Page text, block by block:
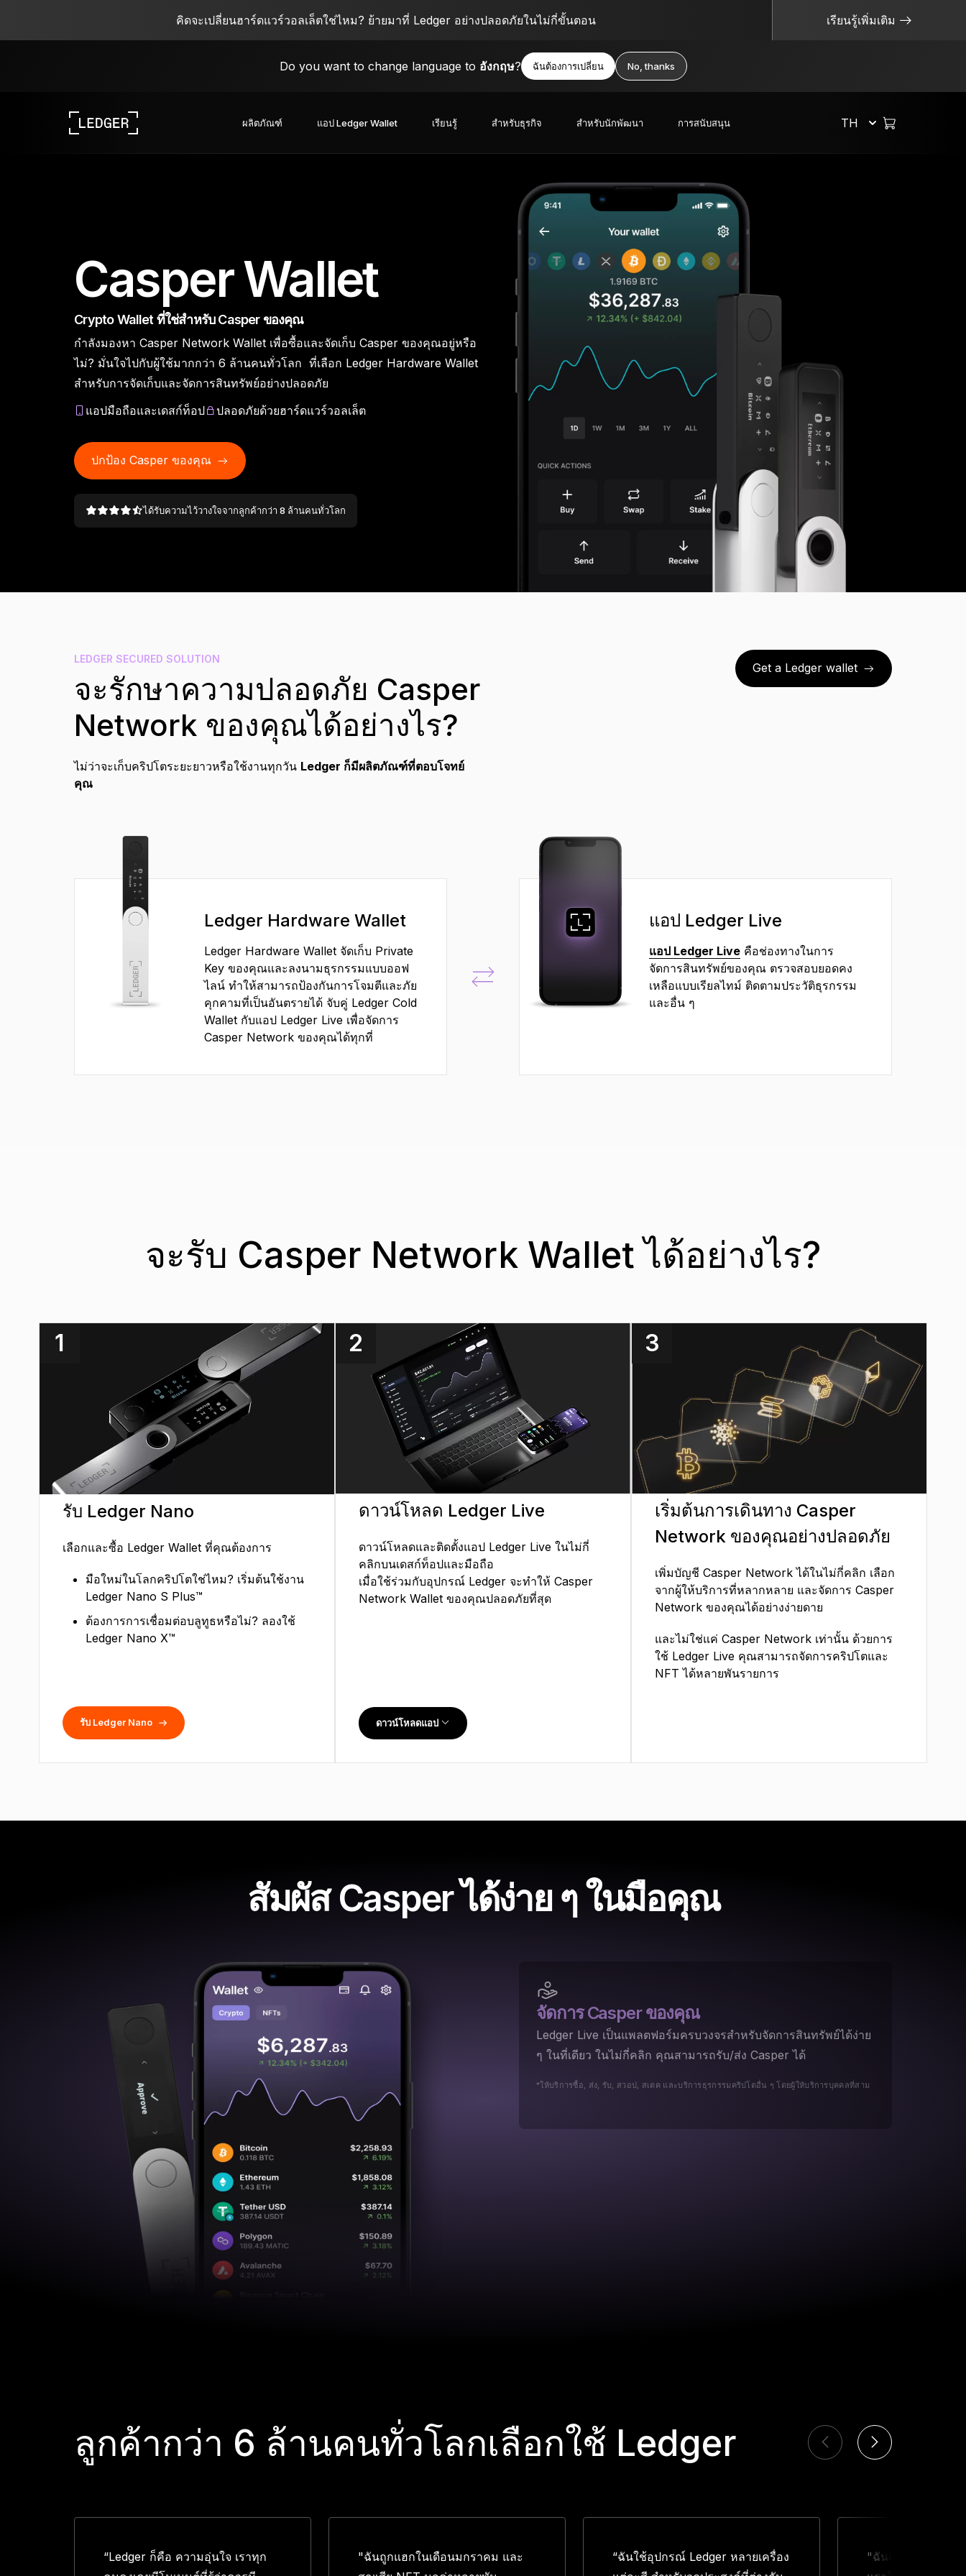
คิดจะเปลี่ยนฮาร์ดแวร์วอลเล็ตใช่ไหม? ย้ายมาที่ Ledger อย่างปลอดภัยในไม่กี่ขั้นตอน เรียนรู้เพิ่มเติม
Do you want to change language to อังกฤษ? ฉันต้องการเปลี่ยน No, thanks
ผลิตภัณฑ์
Ledger Nano Gen5 Ledger Nano
เลือกช็อป
Hardware Wallet
แพ็กเกจหรือเซ็ต
อุปกรณ์เสริม
Compare Ledger signers
แอป Ledger Wallet
แอป Ledger Wallet
แอปคริปโตวอลเล็ตและเกตเวย์
Web3
Ledger Agent Stack
เอเยนต์เสนอ คุณอนุมัติ
อุปกรณ์ลงนามจัดการธุรกรรม
ระบบสำรองวลีกู้คืน
ปลอดภัยยิ่งขึ้นด้วยการสำรอง
ข้อมูลหลากหลายรูปแบบ
ใช้จ่ายด้วยคริปโต หรือใช้คริป
จัดการคริปโตอย่างปลอดภัย
Bitcoin Wallet
Ethereum Wallet
Solana Wallet
All supported crypto
เรียนรู้
Ledger Academy
เรียนรู้เกี่ยวกับคริปโตและ
Web3 อย่างปลอดภัย
Ledger Quest
ทำภารกิจ Web3 และรับ NFT
บล็อก
ข่าวสารเกี่ยวกับ Web3 และ
แหล่งข้อมูลที่มีประโยชน์
จะเกิดอะไรขึ้นหากฉันทำ Ledger หาย?
ไม่ใช่คีย์ของคุณ ไม่ใช่เหรียญของคุณ
Cold Wallet คืออะไร?
Private Key คืออะไร?
คริปโตวอลเล็ตคืออะไร?
สำหรับธุรกิจ
Ledger Enterprise
แพลตฟอร์มสินทรัพย์ดิจิทัล
แบบครบวงจรสำหรับสถาบัน
Ledger Multisig
สำหรับผู้บริหารที่ต้องเคลื่อน
ย้ายเงินมูลค่าหลายล้าน
พาร์ทเนอร์ของ Ledger
เป็นตัวแทนจำหน่ายหรือ
Affiliate ของ Ledger
พันธมิตรทางธุรกิจแบบ
Co-brand กับ Ledger
โอกาสในการปรับแต่งอุปกรณ์
สำหรับนักพัฒนา การสนับสนุน
Ledger Stax Ledger Flex
Ledger Nanoรุ่น
มาตรฐาน
เลือกช็อป
แพ็กเกจหรือเซ็ต
TH
TH
Casper Wallet
Crypto Wallet ที่ใช่สำหรับ Casper ของคุณ
กำลังมองหา Casper Network Wallet เพื่อซื้อและจัดเก็บ Casper ของคุณอยู่หรือ
ไม่? มั่นใจไปกับผู้ใช้มากกว่า 6 ล้านคนทั่วโลก ที่เลือก Ledger Hardware Wallet
สำหรับการจัดเก็บและจัดการสินทรัพย์อย่างปลอดภัย
แอปมือถือและเดสก์ท็อป
ปลอดภัยด้วยฮาร์ดแวร์วอลเล็ต
ปกป้อง Casper ของคุณ
ได้รับความไว้วางใจจากลูกค้ากว่า 8 ล้านคนทั่วโลก
LEDGER SECURED SOLUTION
จะรักษาความปลอดภัย Casper
Network ของคุณได้อย่างไร?
ไม่ว่าจะเก็บคริปโตระยะยาวหรือใช้งานทุกวัน Ledger ก็มีผลิตภัณฑ์ที่ตอบโจทย์
คุณ
Get a Ledger wallet
Ledger Hardware Wallet
Ledger Hardware Wallet จัดเก็บ Private
Key ของคุณและลงนามธุรกรรมแบบออฟ
ไลน์ ทำให้สามารถป้องกันการโจมตีและภัย
คุกคามที่เป็นอันตรายได้ จับคู่ Ledger Cold
Wallet กับแอป Ledger Live เพื่อจัดการ
Casper Network ของคุณได้ทุกที่
แอป Ledger Live
แอป Ledger Live คือช่องทางในการ
จัดการสินทรัพย์ของคุณ ตรวจสอบยอดคง
เหลือแบบเรียลไทม์ ติดตามประวัติธุรกรรม
และอื่น ๆ
จะรับ Casper Network Wallet ได้อย่างไร?
1
รับ Ledger Nano
เลือกและซื้อ Ledger Wallet ที่คุณต้องการ
มือใหม่ในโลกคริปโตใช่ไหม? เริ่มต้นใช้งาน
Ledger Nano S Plus™
ต้องการการเชื่อมต่อบลูทูธหรือไม่? ลองใช้
Ledger Nano X™
รับ Ledger Nano
2
ดาวน์โหลด Ledger Live
ดาวน์โหลดและติดตั้งแอป Ledger Live ในไม่กี่
คลิกบนเดสก์ท็อปและมือถือ
เมื่อใช้ร่วมกับอุปกรณ์ Ledger จะทำให้ Casper
Network Wallet ของคุณปลอดภัยที่สุด
ดาวน์โหลดแอป
3
เริ่มต้นการเดินทาง Casper
Network ของคุณอย่างปลอดภัย
เพิ่มบัญชี Casper Network ได้ในไม่กี่คลิก เลือก
จากผู้ให้บริการที่หลากหลาย และจัดการ Casper
Network ของคุณได้อย่างง่ายดาย
และไม่ใช่แค่ Casper Network เท่านั้น ด้วยการ
ใช้ Ledger Live คุณสามารถจัดการคริปโตและ
NFT ได้หลายพันรายการ
สัมผัส Casper ได้ง่าย ๆ ในมือคุณ
จัดการ Casper ของคุณ
Ledger Live เป็นแพลตฟอร์มครบวงจรสำหรับจัดการสินทรัพย์ได้ง่าย
ๆ ในที่เดียว ในไม่กี่คลิก คุณสามารถรับ/ส่ง Casper ได้
*ให้บริการซื้อ, ส่ง, รับ, สวอป, สเตค และบริการธุรกรรมคริปโตอื่น ๆ โดยผู้ให้บริการบุคคลที่สาม
ลูกค้ากว่า 6 ล้านคนทั่วโลกเลือกใช้ Ledger
“Ledger ก็คือ ความอุ่นใจ เราทุก
"ฉันถูกแฮกในเดือนมกราคม และ
“ฉันใช้อุปกรณ์ Ledger หลายเครื่อง
"ฉันมี Ledger อยู่ 3